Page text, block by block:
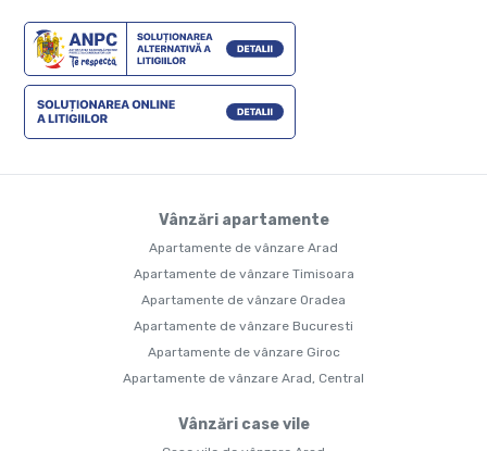
Vânzări apartamente
Apartamente de vânzare Arad
Apartamente de vânzare Timisoara
Apartamente de vânzare Oradea
Apartamente de vânzare Bucuresti
Apartamente de vânzare Giroc
Apartamente de vânzare Arad, Central
Vânzări case vile